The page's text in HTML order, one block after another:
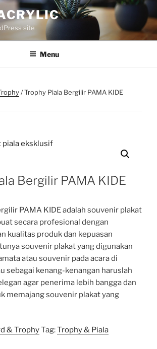
site
Menu
/ Trophy Piala Bergilir PAMA KIDE
Bergilir PAMA KIDE
PAMA KIDE adalah souvenir plakat
secara profesional dengan
kualitas produk dan kepuasan
souvenir plakat yang digunakan
atau souvenir pada acara di
sebagai kenang-kenangan haruslah
agar penerima lebih bangga dan
memajang souvenir plakat yang
& TrophyTag:Trophy & Piala